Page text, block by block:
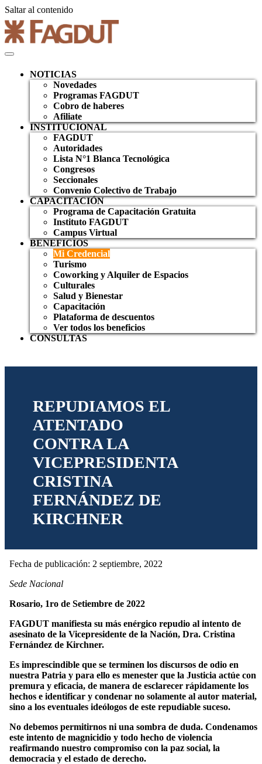
Saltar al contenido
NOTICIAS
Novedades
Programas FAGDUT
Cobro de haberes
Afiliate
INSTITUCIONAL
FAGDUT
Autoridades
Lista N°1 Blanca Tecnológica
Congresos
Seccionales
Convenio Colectivo de Trabajo
CAPACITACIÓN
Programa de Capacitación Gratuita
Instituto FAGDUT
Campus Virtual
BENEFICIOS
Mi Credencial
Turismo
Coworking y Alquiler de Espacios
Culturales
Salud y Bienestar
Capacitación
Plataforma de descuentos
Ver todos los beneficios
CONSULTAS
REPUDIAMOS EL
ATENTADO
CONTRA LA
VICEPRESIDENTA
CRISTINA
FERNÁNDEZ DE
KIRCHNER
Fecha de publicación: 2 septiembre, 2022
Sede Nacional
Rosario, 1ro de Setiembre de 2022
FAGDUT manifiesta su más enérgico repudio al intento de
asesinato de la Vicepresidente de la Nación, Dra. Cristina
Fernández de Kirchner.
Es imprescindible que se terminen los discursos de odio en
nuestra Patria y para ello es menester que la Justicia actúe con
premura y eficacia, de manera de esclarecer rápidamente los
hechos e identificar y condenar no solamente al autor material,
sino a los eventuales ideólogos de este repudiable suceso.
No debemos permitirnos ni una sombra de duda. Condenamos
este intento de magnicidio y todo hecho de violencia
reafirmando nuestro compromiso con la paz social, la
democracia y el estado de derecho.